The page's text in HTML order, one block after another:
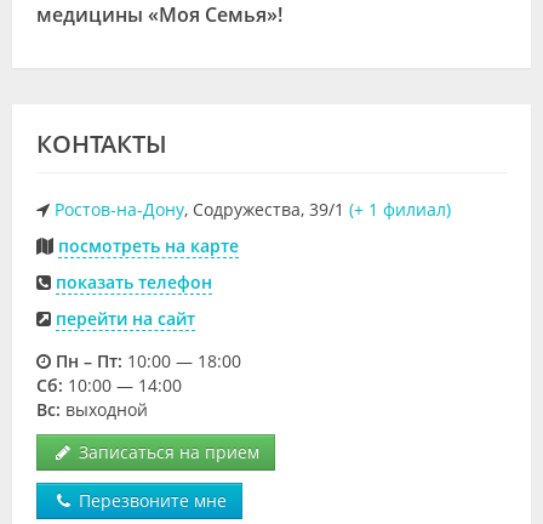
медицины «Моя Семья»!
КОНТАКТЫ
Ростов-на-Дону, Содружества, 39/1 (+ 1 филиал)
посмотреть на карте
показать телефон
перейти на сайт
Пн – Пт: 10:00 — 18:00
Cб: 10:00 — 14:00
Вс: выходной
Записаться на прием
Перезвоните мне